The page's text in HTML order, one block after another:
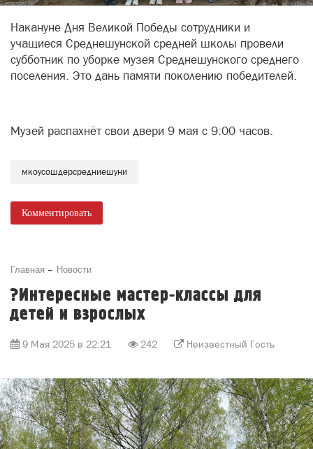
Накануне Дня Великой Победы сотрудники и
учащиеся Среднешунской средней школы провели
субботник по уборке музея Среднешунского среднего
поселения. Это дань памяти поколению победителей.
Музей распахнёт свои двери 9 мая с 9:00 часов.
мкоусошдерсредниешуни
Комментировать
Главная Новости
?Интересные мастер-классы для
детей и взрослых
9 Мая 2025 в 22:21 242 Неизвестный Гость